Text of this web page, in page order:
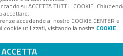
su ACCETTA TUTTI I COOKIE.
accettare.
accedendo al nostro COOKIE CENTER e
utilizzati, visitando la nostra COOKIE
ACCETTA